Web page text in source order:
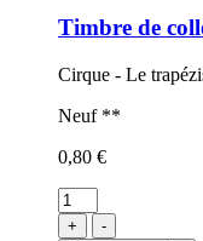
Timbre de
Cirque - Le
Neuf **
0,80 €
+
-